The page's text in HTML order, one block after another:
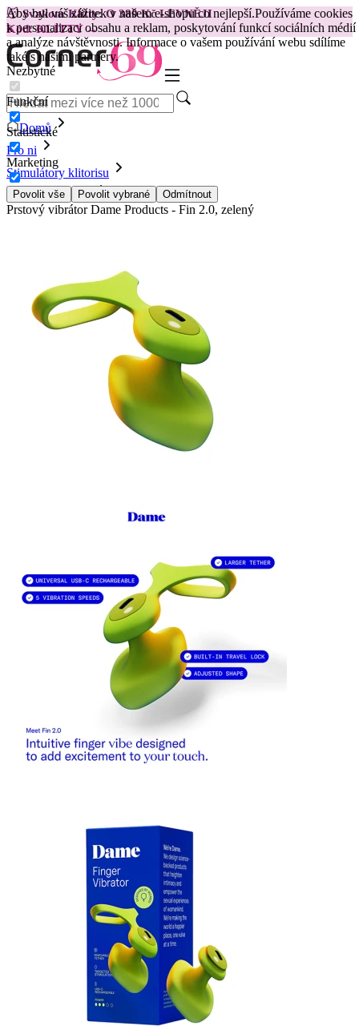
Aby byl váš zážitek v našem e-shopu co nejlepší.Používáme cookies
k personalizaci obsahu a reklam, poskytování funkcí sociálních médií
a analýze návštěvnosti. Informace o vašem používání webu sdílíme
také s našimi partnery.
Nezbytné
Funkční
Statistické
Marketing
Povolit vše Povolit vybrané Odmítnout
😽Svakom Klitty: O 380 Kč LEVNĚJI
Kód: KLITTY →
Domů
Pro ni
Stimulátory klitorisu
Stimulátory prstů
Prstový vibrátor Dame Products - Fin 2.0, zelený